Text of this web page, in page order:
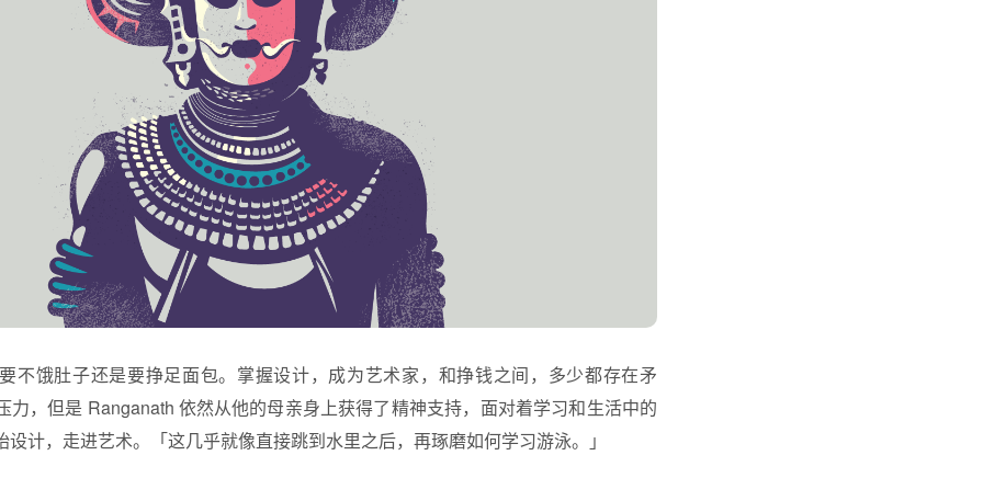
不饿肚子还是要挣足面包。掌握设计，成为艺术家，和挣钱之间，多少都存在矛
力，但是 Ranganath 依然从他的母亲身上获得了精神支持，面对着学习和生活中的
计，走进艺术。「这几乎就像直接跳到水里之后，再琢磨如何学习游泳。」